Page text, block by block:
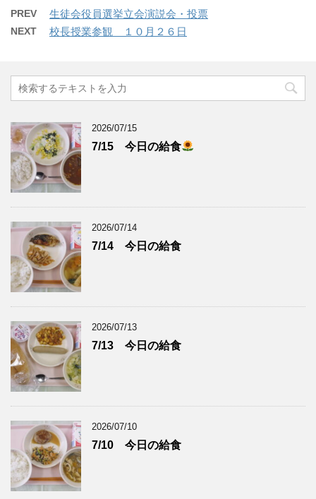
PREV 生徒会役員選挙立会演説会・投票
NEXT 校長授業参観 １０月２６日
2026/07/15
7/15 今日の給食
2026/07/14
7/14 今日の給食
2026/07/13
7/13 今日の給食
2026/07/10
7/10 今日の給食